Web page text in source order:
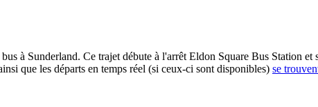
à Sunderland. Ce trajet débute à l'arrêt Eldon Square Bus Station et
que les départs en temps réel (si ceux-ci sont disponibles) se